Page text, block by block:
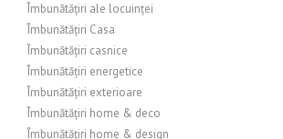
Îmbunătățiri ale locuinței
Îmbunătățiri Casa
Îmbunătățiri casnice
Îmbunătățiri energetice
Îmbunătățiri exterioare
Îmbunătățiri home & deco
Îmbunătățiri home & design